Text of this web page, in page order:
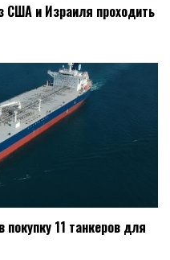
США и Израиля проходить
11 танкеров для